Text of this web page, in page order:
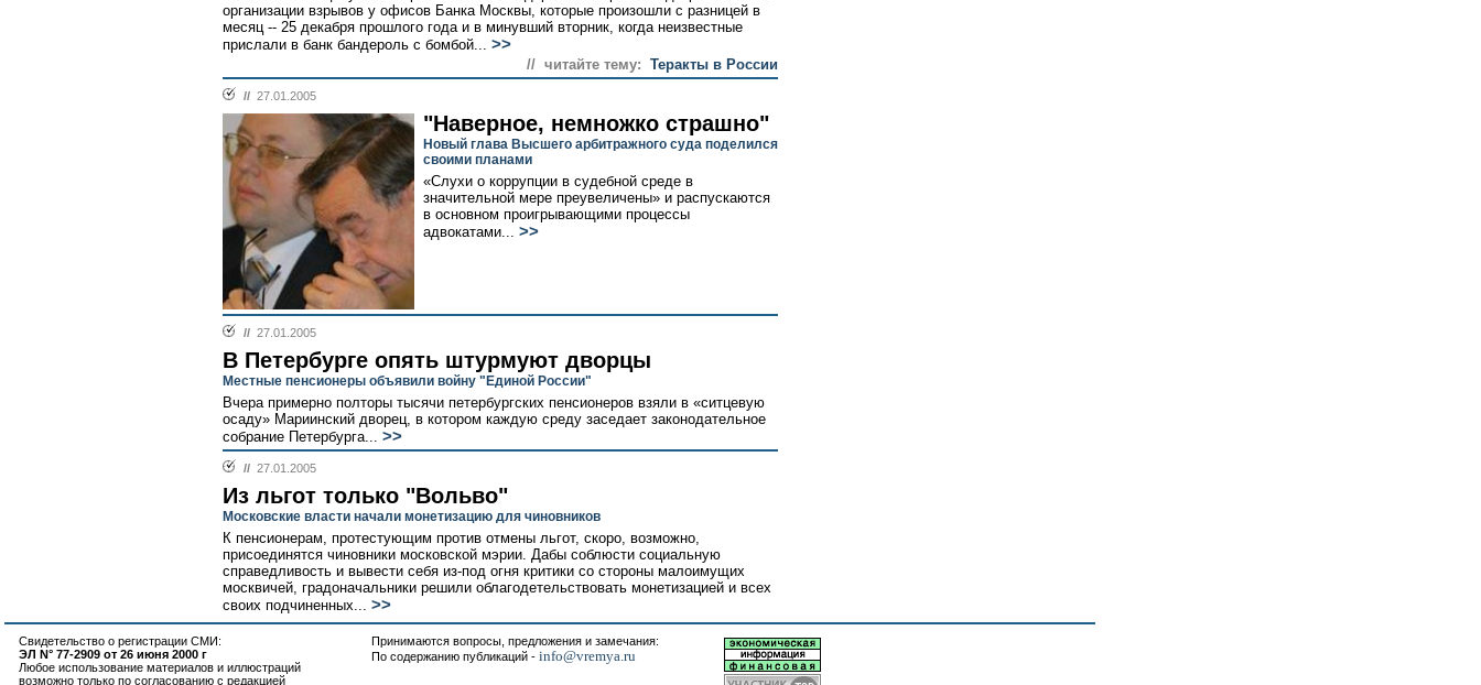
организации взрывов у офисов Банка Москвы, которые произошли с разницей в
месяц -- 25 декабря прошлого года и в минувший вторник, когда неизвестные
прислали в банк бандероль с бомбой... >>
// читайте тему: Теракты в России
// 27.01.2005
"Наверное, немножко страшно"
Новый глава Высшего арбитражного суда поделился
своими планами
«Слухи о коррупции в судебной среде в
значительной мере преувеличены» и распускаются
в основном проигрывающими процессы
адвокатами... >>
// 27.01.2005
В Петербурге опять штурмуют дворцы
Местные пенсионеры объявили войну "Единой России"
Вчера примерно полторы тысячи петербургских пенсионеров взяли в «ситцевую
осаду» Мариинский дворец, в котором каждую среду заседает законодательное
собрание Петербурга... >>
// 27.01.2005
Из льгот только "Вольво"
Московские власти начали монетизацию для чиновников
К пенсионерам, протестующим против отмены льгот, скоро, возможно,
присоединятся чиновники московской мэрии. Дабы соблюсти социальную
справедливость и вывести себя из-под огня критики со стороны малоимущих
москвичей, градоначальники решили облагодетельствовать монетизацией и всех
своих подчиненных... >>
Свидетельство о регистрации СМИ:
ЭЛ N° 77-2909 от 26 июня 2000 г
Любое использование материалов и иллюстраций
возможно только по согласованию с редакцией
Принимаются вопросы, предложения и замечания:
По содержанию публикаций - info@vremya.ru